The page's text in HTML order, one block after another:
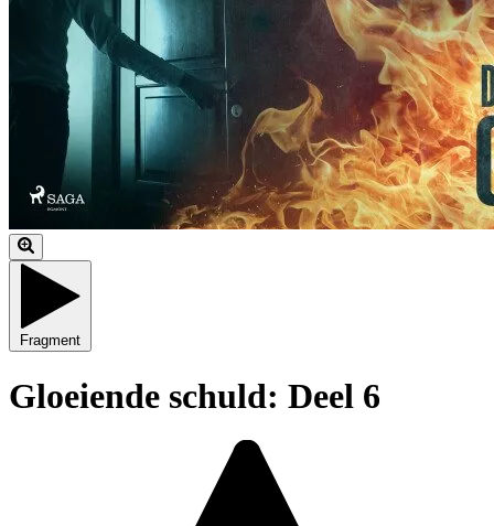
Fragment
Gloeiende schuld: Deel 6